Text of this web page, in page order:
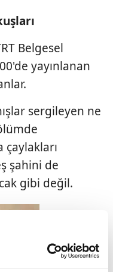
Belgesel
yayınlanan
sergileyen ne
çaylakları
şahini de
gibi değil.